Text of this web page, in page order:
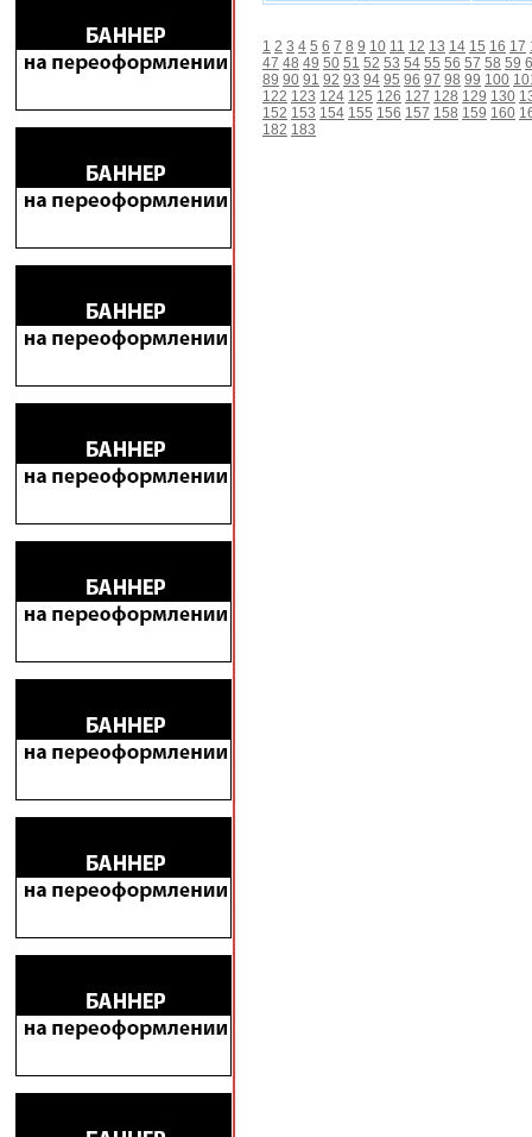
1 2 3 4 5 6 7 8 9 10 11 12 13 14 15 16 17
47 48 49 50 51 52 53 54 55 56 57 58 59
89 90 91 92 93 94 95 96 97 98 99 100
122 123 124 125 126 127 128 129 130
152 153 154 155 156 157 158 159 160
182 183